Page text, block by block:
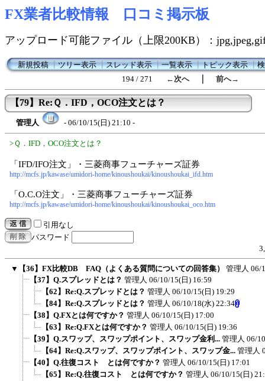
FX業者比較情報 口コミ掲示板
アップロード可能ファイル（上限200KB）：
新規投稿┃ツリー表示┃スレッド表示┃一覧表示┃トピック表示┃
194 / 271
←次へ｜ 前へ→
【79】Re:Ｑ．IFD，OCO注文とは？
管理人 - 06/10/15(日) 21:10 -
>Ｑ．IFD，OCO注文とは？
「IFD/IFO注文」・三菱商事フューチャーズ証券
http://mcfs.jp/kawase/umidori-home/kinoushoukai/kinoushoukai_ifd.htm
「O.C.O注文」・三菱商事フューチャーズ証券
http://mcfs.jp/kawase/umidori-home/kinoushoukai/kinoushoukai_oco.htm
引用なし
パスワード
▼ 【36】FX比較DB FAQ（よくある質問についての回答集） 管理人 06/
【37】Q.スプレッドとは？ 管理人 06/10/15(日) 16:59
【62】Re:Q.スプレッドとは？ 管理人 06/10/15(日) 19:29
【84】Re:Q.スプレッドとは？ 管理人 06/10/18(水) 22:34
【38】Q.FXとは何ですか？ 管理人 06/10/15(日) 17:00
【63】Re:Q.FXとは何ですか？ 管理人 06/10/15(日) 19:36
【39】Q.スワップ、スワップポイント、スワップ金利... 管理人 06/
【64】Re:Q.スワップ、スワップポイント、スワップ金... 管理人
【40】Q.往復コスト とは何ですか？ 管理人 06/10/15(日) 17:01
【65】Re:Q.往復コスト とは何ですか？ 管理人 06/10/15(日)